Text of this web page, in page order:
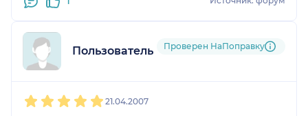
Пользователь форумаПроверен НаПоправку
21.04.2007